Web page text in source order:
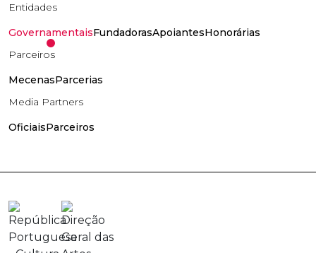
Entidades
GovernamentaisFundadorasApoiantesHonorárias
Parceiros
MecenasParcerias
Media Partners
OficiaisParceiros